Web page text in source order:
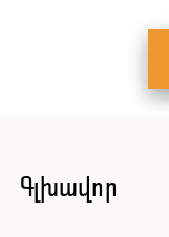
Գլխավոր